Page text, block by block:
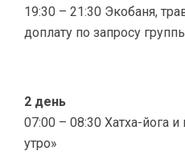
19:30 – 21:30 Экобаня,
доплату по запросу
2 день
07:00 – 08:30 Хатха-йога
утро»